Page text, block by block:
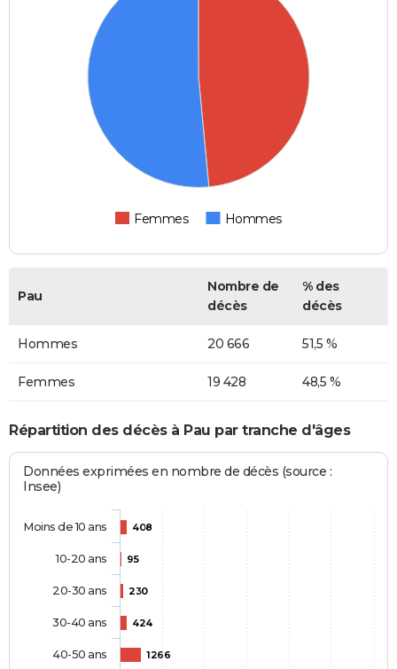
Femmes Hommes
Pau
Nombre de
décès
% des
décès
Hommes 20 666 51,5 %
Femmes 19 428 48,5 %
Répartition des décès à Pau par tranche d'âges
Données exprimées en nombre de décès (source :
Insee)
408
95
230
424
1266
Moins de 10 ans
10-20 ans
20-30 ans
30-40 ans
40-50 ans